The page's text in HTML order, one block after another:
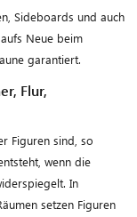
Sideboards und auch
Neue beim
garantiert.
Flur,
Figuren sind, so
wenn die
In
setzen Figuren